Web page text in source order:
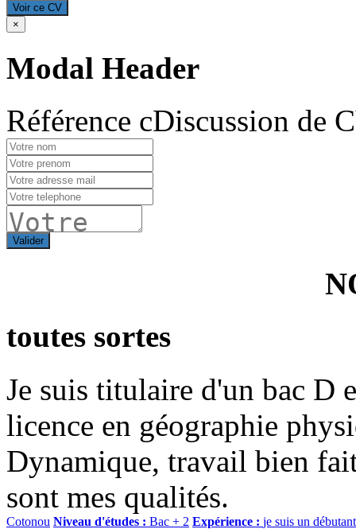
Voir ce CV
×
Modal Header
Référence cDiscussion de
Valider
toutes sortes
Je suis titulaire d'un bac D
licence en géographie
Dynamique, travail bien
sont mes qualités.
Cotonou Niveau d'études : Bac + 2 Expérience : je suis un débutant